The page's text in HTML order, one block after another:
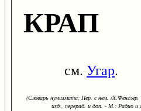
КРАП
см. Угар.
(Словарь нумизмата: Пер. с нем. /
изд., перераб. и доп. - М.: Радио и